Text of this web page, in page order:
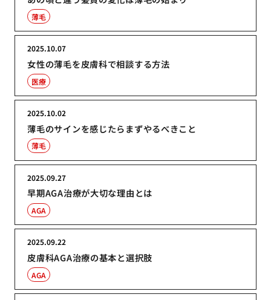
薄毛
女性の薄毛を皮膚科で相談する方法
2025.10.07
医療
薄毛のサインを感じたらまずやるべきこと
2025.10.02
薄毛
早期AGA治療が大切な理由とは
2025.09.27
AGA
皮膚科AGA治療の基本と選択肢
2025.09.22
AGA